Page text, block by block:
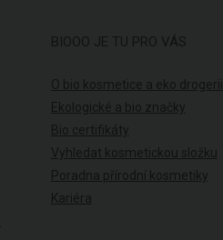
BIOOO JE TU PRO VÁS
O bio kosmetice a eko drogerii
Ekologické a bio značky
Bio certifikáty
Vyhledat kosmetickou složku
Poradna přírodní kosmetiky
Kariéra